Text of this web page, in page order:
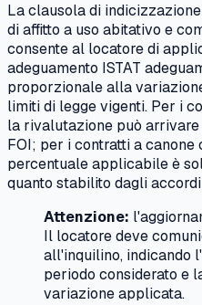
La clausola di
di affitto a uso abitativo e
consente al locatore di
adeguamento ISTAT
proporzionale alla
limiti di legge vigenti. Per i
la rivalutazione può
FOI; per i contratti a canone
percentuale applicabile è
quanto stabilito dagli
Attenzione:
Il locatore deve
all'inquilino, indicando
periodo considerato e
variazione applicata.